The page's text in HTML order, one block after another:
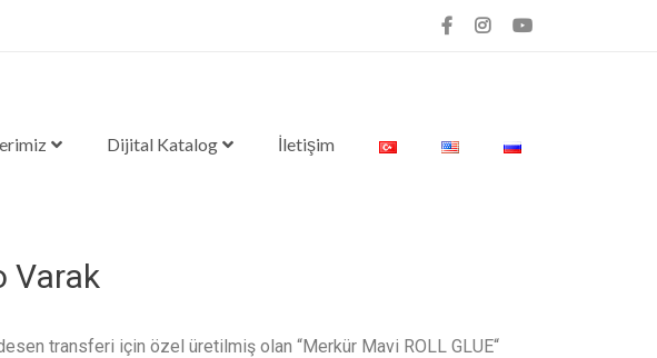
Dijital Katalog İletişim
Varak
transferi için özel üretilmiş olan “Merkür Mavi ROLL GLUE“